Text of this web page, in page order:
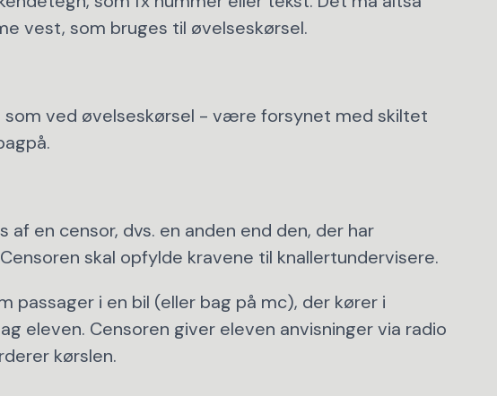
vest, som bruges til øvelseskørsel.
som ved øvelseskørsel - være forsynet med skiltet
af en censor, dvs. en anden end den, der har
skal opfylde kravene til knallertundervisere.
passager i en bil (eller bag på mc), der kører i
eleven. Censoren giver eleven anvisninger via radio
kørslen.